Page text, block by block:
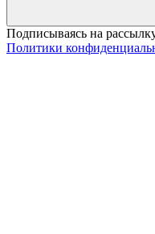
Подписываясь на
Политики